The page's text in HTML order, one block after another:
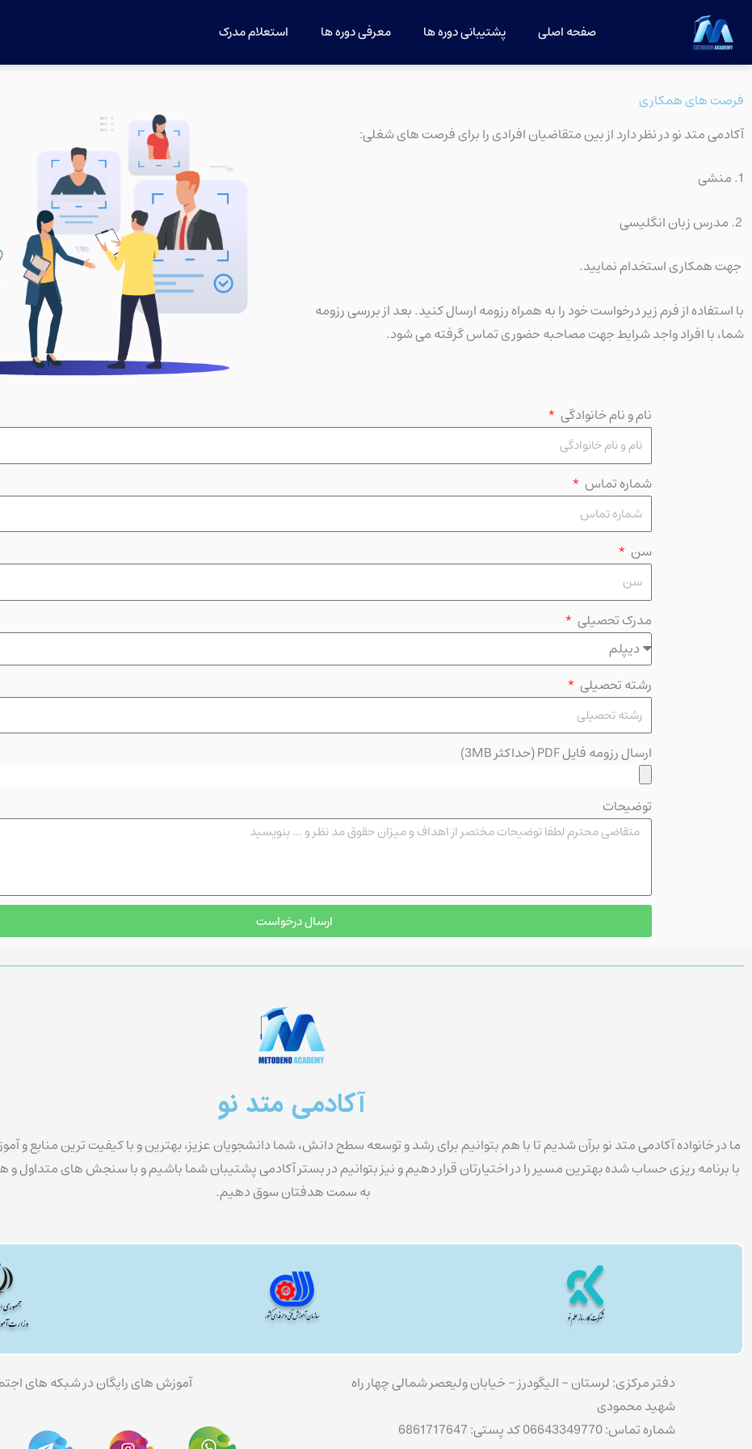
محتوا
صفحه اصلی پشتیبانی دوره ها معرفی دوره ها استعلام مدرک
فرصت های همکاری
آکادمی متد نو در نظر دارد از بین متقاضیان افرادی را برای فرصت های شغلی:
1. منشی
جهت همکاری استخدام نمایید.
با استفاده از فرم زیر درخواست خود را به همراه رزومه ارسال کنید. بعد از بررسی رزومه
شما، با افراد واجد شرایط جهت مصاحبه حضوری تماس گرفته می شود.
نام و نام خانوادگی
شماره تماس
سن
مدرک تحصیلی
رشته تحصیلی
ارسال رزومه فایل PDF (حداکثر 3MB)
توضیحات
ارسال درخواست
آکادمی متد نو
ما در خانواده آکادمی متد نو برآن شدیم تا با هم بتوانیم برای رشد و توسعه سطح دانش، شما دانشجویان عزیز، بهترین و با کیفیت ترین منابع و
با برنامه ریزی حساب شده بهترین مسیر را در اختیارتان قرار دهیم و نیز بتوانیم در بستر آکادمی پشتیبان شما باشیم و با سنجش های متداول
به سمت هدفتان سوق دهیم.
دفتر مرکزی: لرستان – الیگودرز – خیابان ولیعصر شمالی چهار راه
شهید محمودی
شماره تماس: 06643349770 کد پستی: 6861717647
آموزش های رایگان در شبکه های